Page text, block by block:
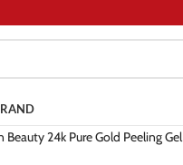
Beauty 24k Pure Gold Peeling Gel